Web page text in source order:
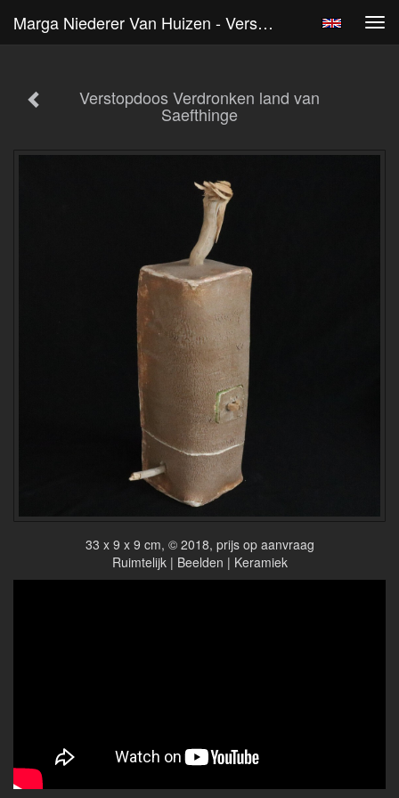
Marga Niederer Van Huizen - Verstopdoos Verdronken Land Van Saefthinge
Verstopdoos Verdronken land van
Saefthinge
33 x 9 x 9 cm, © 2018, prijs op aanvraag
Ruimtelijk | Beelden | Keramiek